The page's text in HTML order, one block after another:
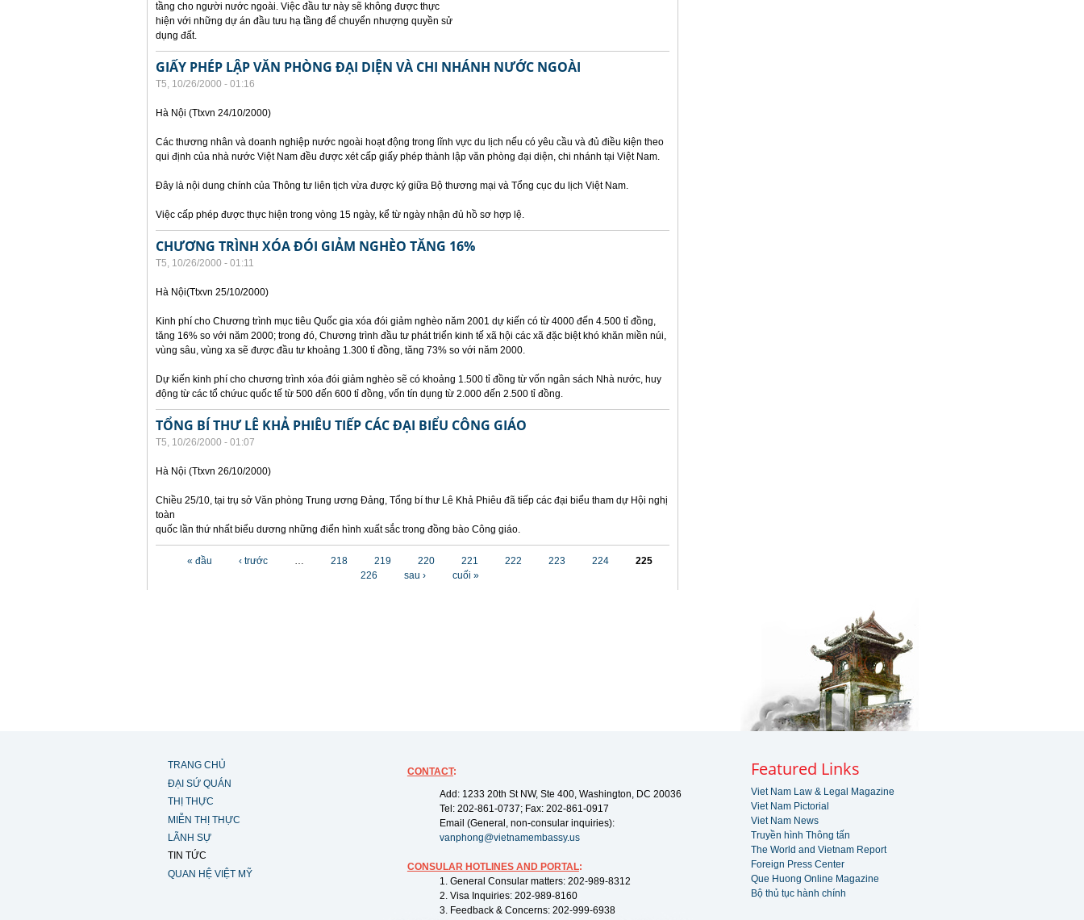
tầng cho người nước ngoài. Việc đầu tư này sẽ không được thực
hiện với những dự án đầu tưu hạ tầng để chuyển nhượng quyền sử
dụng đất.
GIẤY PHÉP LẬP VĂN PHÒNG ĐẠI DIỆN VÀ CHI NHÁNH NƯỚC NGOÀI
T5, 10/26/2000 - 01:16
Hà Nội (Ttxvn 24/10/2000)
Các thương nhân và doanh nghiệp nước ngoài hoạt động trong lĩnh vực du lịch nếu có yêu cầu và đủ điều kiện theo
qui định của nhà nước Việt Nam đều được xét cấp giấy phép thành lập văn phòng đại diện, chi nhánh tại Việt Nam.
Đây là nội dung chính của Thông tư liên tịch vừa được ký giữa Bộ thương mại và Tổng cục du lịch Việt Nam.
Việc cấp phép được thực hiện trong vòng 15 ngày, kể từ ngày nhận đủ hồ sơ hợp lệ.
CHƯƠNG TRÌNH XÓA ĐÓI GIẢM NGHÈO TĂNG 16%
T5, 10/26/2000 - 01:11
Hà Nội(Ttxvn 25/10/2000)
Kinh phí cho Chương trình mục tiêu Quốc gia xóa đói giảm nghèo năm 2001 dự kiến có từ 4000 đến 4.500 tỉ đồng,
tăng 16% so với năm 2000; trong đó, Chương trình đầu tư phát triển kinh tế xã hội các xã đặc biệt khó khăn miền núi,
vùng sâu, vùng xa sẽ được đầu tư khoảng 1.300 tỉ đồng, tăng 73% so với năm 2000.
Dự kiến kinh phí cho chương trình xóa đói giảm nghèo sẽ có khoảng 1.500 tỉ đồng từ vốn ngân sách Nhà nước, huy
động từ các tổ chứuc quốc tế từ 500 đến 600 tỉ đồng, vốn tín dụng từ 2.000 đến 2.500 tỉ đồng.
TỔNG BÍ THƯ LÊ KHẢ PHIÊU TIẾP CÁC ĐẠI BIỂU CÔNG GIÁO
T5, 10/26/2000 - 01:07
Hà Nội (Ttxvn 26/10/2000)
Chiều 25/10, tại trụ sở Văn phòng Trung ương Đảng, Tổng bí thư Lê Khả Phiêu đã tiếp các đại biểu tham dự Hội nghị
toàn
quốc lần thứ nhất biểu dương những điển hình xuất sắc trong đồng bào Công giáo.
« đầu ‹ trước … 218 219 220 221 222 223 224
225
226
sau › cuối »
TRANG CHỦ
ĐẠI SỨ QUÁN
THỊ THỰC
MIỄN THỊ THỰC
LÃNH SỰ
TIN TỨC
QUAN HỆ VIỆT MỸ
CONTACT:
Add: 1233 20th St NW, Ste 400, Washington, DC 20036
Tel: 202-861-0737; Fax: 202-861-0917
Email (General, non-consular inquiries):
vanphong@vietnamembassy.us
CONSULAR HOTLINES AND PORTAL:
1. General Consular matters: 202-989-8312
2. Visa Inquiries: 202-989-8160
3. Feedback & Concerns: 202-999-6938
Featured Links
Viet Nam Law & Legal Magazine
Viet Nam Pictorial
Viet Nam News
Truyền hình Thông tấn
The World and Vietnam Report
Foreign Press Center
Que Huong Online Magazine
Bộ thủ tục hành chính